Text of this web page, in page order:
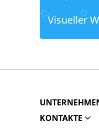
Visueller
KONTAKTE